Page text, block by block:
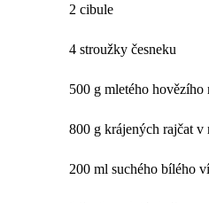
2 cibule
4 stroužky česneku
500 g mletého hovězího
800 g krájených rajčat v
200 ml suchého bílého